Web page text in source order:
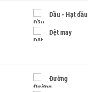
Dầu - Hạt dầu
Dệt may
Đường